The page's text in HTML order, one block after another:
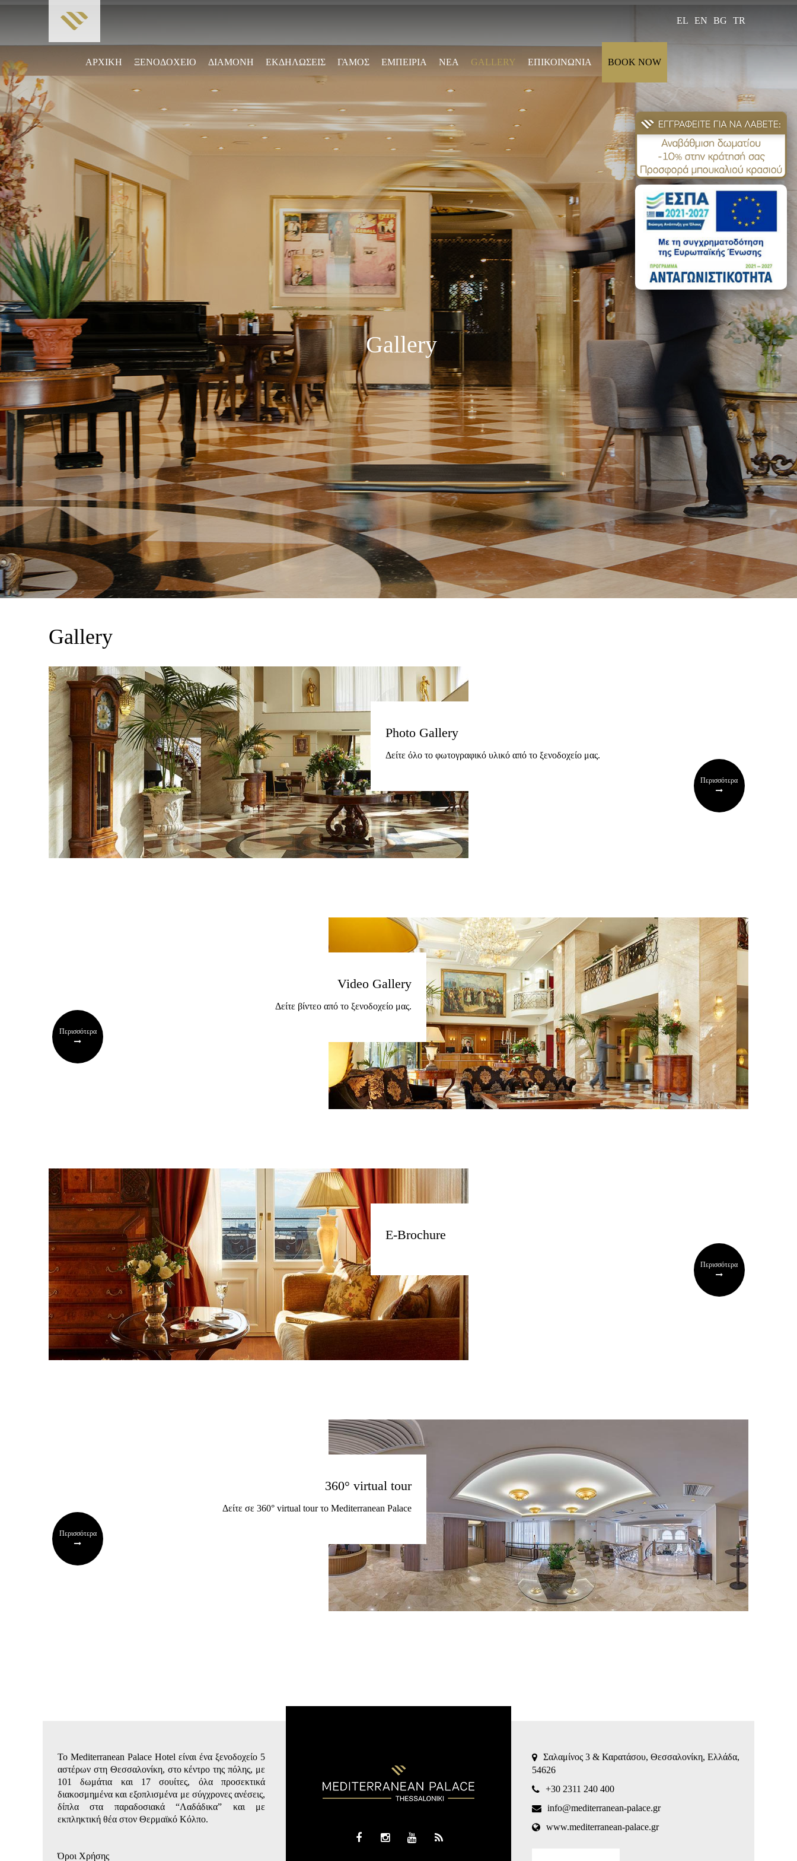
Παράκαμψη
ΑΡΧΙΚΗ ΞΕΝΟΔΟΧΕΙΟ ΔΙΑΜΟΝΗ ΕΚΔΗΛΩΣΕΙΣ ΓΑΜΟΣ ΕΜΠΕΙΡΙΑ ΝΕΑ GALLERY ΕΠΙΚΟΙΝΩΝΙΑ BOOK NOW
EL EN BG TR
Gallery
Gallery
Photo Gallery
Δείτε όλο το φωτογραφικό υλικό από το ξενοδοχείο μας.
Περισσότερα
Video Gallery
Δείτε βίντεο από το ξενοδοχείο μας.
Περισσότερα
E-Brochure
Περισσότερα
360° virtual tour
Δείτε σε 360° virtual tour το Mediterranean Palace
Περισσότερα
Το Mediterranean Palace Hotel είναι ένα ξενοδοχείο 5
αστέρων στη Θεσσαλονίκη, στο κέντρο της πόλης, με
101 δωμάτια και 17 σουίτες, όλα προσεκτικά
διακοσμημένα και εξοπλισμένα με σύγχρονες ανέσεις,
δίπλα στα παραδοσιακά “Λαδάδικα” και με
εκπληκτική θέα στον Θερμαϊκό Κόλπο.
Όροι Χρήσης
Σαλαμίνος 3 & Καρατάσου, Θεσσαλονίκη, Ελλάδα,
54626
+30 2311 240 400
info@mediterranean-palace.gr
www.mediterranean-palace.gr